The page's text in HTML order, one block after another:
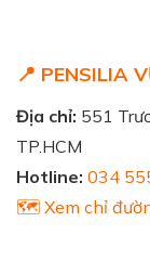
📍 PENSILIA
Địa chỉ: 551
TP.HCM
Hotline: 034
🗺️ Xem chỉ